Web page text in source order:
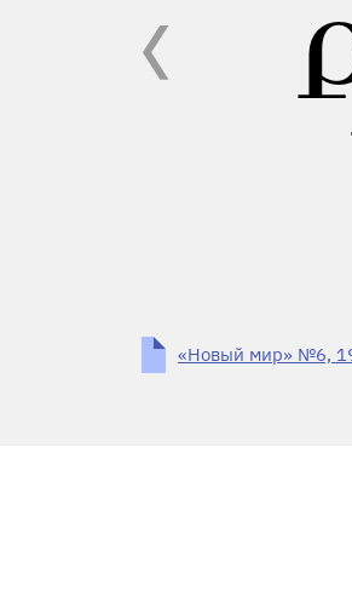
«Новый мир» №6,